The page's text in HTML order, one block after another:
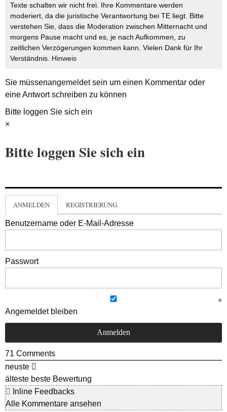
Texte schalten wir nicht frei. Ihre Kommentare werden
moderiert, da die juristische Verantwortung bei TE liegt. Bitte
verstehen Sie, dass die Moderation zwischen Mitternacht und
morgens Pause macht und es, je nach Aufkommen, zu
zeitlichen Verzögerungen kommen kann. Vielen Dank für Ihr
Verständnis. Hinweis
Sie müssenangemeldetsein um einen Kommentar oder
eine Antwort schreiben zu können
Bitte loggen Sie sich ein
×
Bitte loggen Sie sich ein
ANMELDEN REGISTRIERUNG
Benutzername oder E-Mail-Adresse
Passwort
Angemeldet bleiben
71 Comments
neuste
älteste beste Bewertung
Inline Feedbacks
Alle Kommentare ansehen